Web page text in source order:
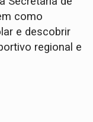
como
e descobrir
regional e